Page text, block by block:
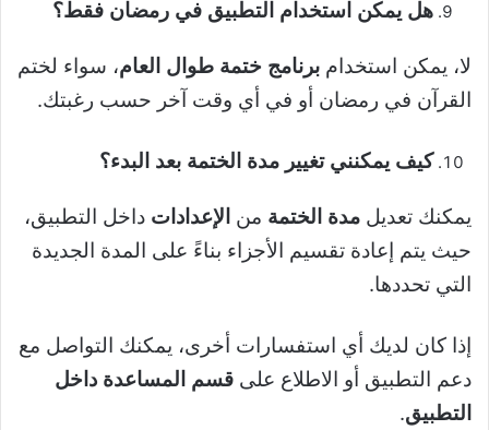
هل يمكن استخدام التطبيق في رمضان فقط؟
لا، يمكن استخدام برنامج ختمة طوال العام، سواء لختم
القرآن في رمضان أو في أي وقت آخر حسب رغبتك.
كيف يمكنني تغيير مدة الختمة بعد البدء؟
يمكنك تعديل مدة الختمة من الإعدادات داخل التطبيق،
حيث يتم إعادة تقسيم الأجزاء بناءً على المدة الجديدة
التي تحددها.
إذا كان لديك أي استفسارات أخرى، يمكنك التواصل مع
دعم التطبيق أو الاطلاع على قسم المساعدة داخل
التطبيق.